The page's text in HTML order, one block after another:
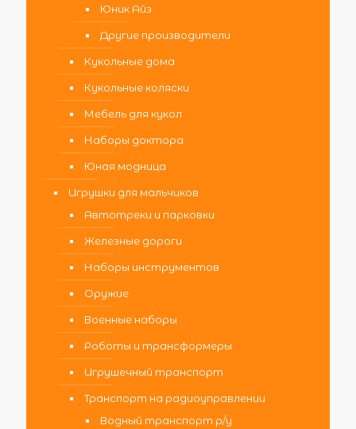
Юник Айз
Другие производители
Кукольные дома
Кукольные коляски
Мебель для кукол
Наборы доктора
Юная модница
Игрушки для мальчиков
Автотреки и парковки
Железные дороги
Наборы инструментов
Оружие
Военные наборы
Роботы и трансформеры
Игрушечный транспорт
Транспорт на радиоуправлении
Водный транспорт р/у